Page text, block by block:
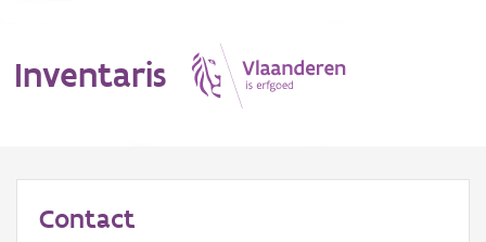
Inventaris
Contact